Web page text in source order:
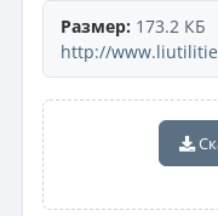
Размер: 173.2 КБ
http://